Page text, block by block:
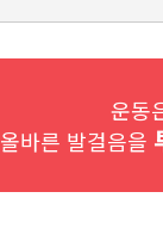
운동
올바른 발걸음을